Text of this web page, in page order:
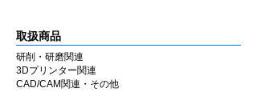
取扱商品
研削・研磨関連
3Dプリンター関連
CAD/CAM関連・その他